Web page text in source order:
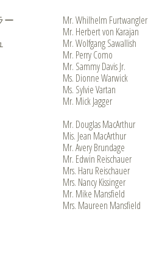
ー
Mr. Whilhelm Furtwangler
Mr. Herbert von Karajan
Mr. Wolfgang Sawallish
Mr. Perry Como
Mr. Sammy Davis Jr.
Ms. Dionne Warwick
Ms. Sylvie Vartan
Mr. Mick Jagger
Mr. Douglas MacArthur
Mis. Jean MacArthur
Mr. Avery Brundage
Mr. Edwin Reischauer
Mrs. Haru Reischauer
Mrs. Nancy Kissinger
Mr. Mike Mansfield
Mrs. Maureen Mansfield